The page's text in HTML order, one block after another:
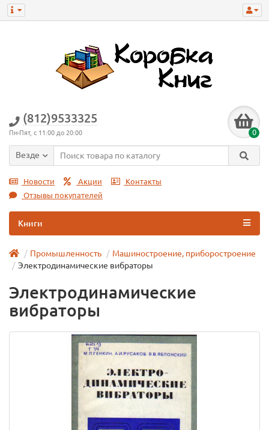
(812)9533325
Пн-Пят, с 11:00 до 20:00 0
Везде
Новости Акции
Контакты
Отзывы покупателей
Книги
Промышленность
Машиностроение, приборостроение
Электродинамические вибраторы
Электродинамические
вибраторы